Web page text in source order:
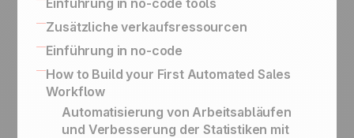
Status vs. Sales Schritte
Kundenakquise Methoden: Prospecting
Listen, Leads und Kundenordner
Prospects vs. Leads
Die Service-Philosophie: Einfachheit und
Effizienz
Die noCRM Sales Academy
Outbound Engine
Verwandeln Sie qualifizierte Interessenten in
Wie Sie Ihre Telefonakquise richtig
organisieren
Zwecke exportieren
Aktivitätsbasierte Vertriebsstrategie
Follow- up mit Gewonnenen Leads
Einführung in no-code tools
Eingebaute No-Code-Tools zur Verbindung
Ihres Informationssystems
Vereinfachte API für die Umsetzung von
Geschäftsanwendungsfällen
No-code-Auslöser und Aktionen
Zusätzliche verkaufsressourcen
SPIN Selling
Sales Expert Directory
Einführung in no-code
No-code apps
How to Build your First Automated Sales
Workflow
Automatisierung von Arbeitsabläufen
und Verbesserung der Statistiken mit